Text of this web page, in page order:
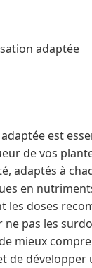
adaptée
est
de vos
adaptés à
en
les doses
pas les
mieux
de développer